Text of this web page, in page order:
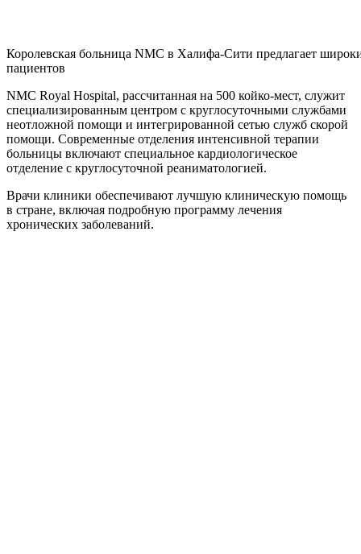
Королевская больница NMC в Халифа-Сити предлагает
пациентов
NMC Royal Hospital, рассчитанная на 500 койко-мест, служит
специализированным центром с круглосуточными службами
неотложной помощи и интегрированной сетью служб скорой
помощи. Современные отделения интенсивной терапии
больницы включают специальное кардиологическое
отделение с круглосуточной реаниматологией.
Врачи клиники обеспечивают лучшую клиническую помощь
в стране, включая подробную программу лечения
хронических заболеваний.